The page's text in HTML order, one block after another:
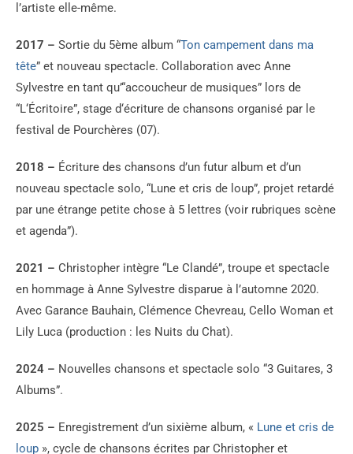
l’artiste elle-même.
2017 – Sortie du 5ème album “Ton campement dans ma
tête” et nouveau spectacle. Collaboration avec Anne
Sylvestre en tant qu’“accoucheur de musiques” lors de
“L‘Écritoire”, stage d‘écriture de chansons organisé par le
festival de Pourchères (07).
2018 – Écriture des chansons d’un futur album et d’un
nouveau spectacle solo, “Lune et cris de loup”, projet retardé
par une étrange petite chose à 5 lettres (voir rubriques scène
et agenda”).
2021 – Christopher intègre “Le Clandé”, troupe et spectacle
en hommage à Anne Sylvestre disparue à l’automne 2020.
Avec Garance Bauhain, Clémence Chevreau, Cello Woman et
Lily Luca (production : les Nuits du Chat).
2024 – Nouvelles chansons et spectacle solo “3 Guitares, 3
Albums”.
2025 – Enregistrement d’un sixième album, « Lune et cris de
loup », cycle de chansons écrites par Christopher et